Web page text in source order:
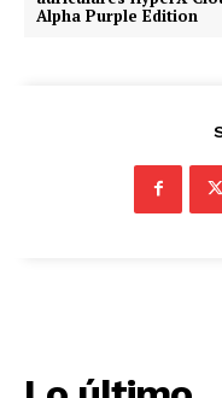
o
Alpha Purple Edition